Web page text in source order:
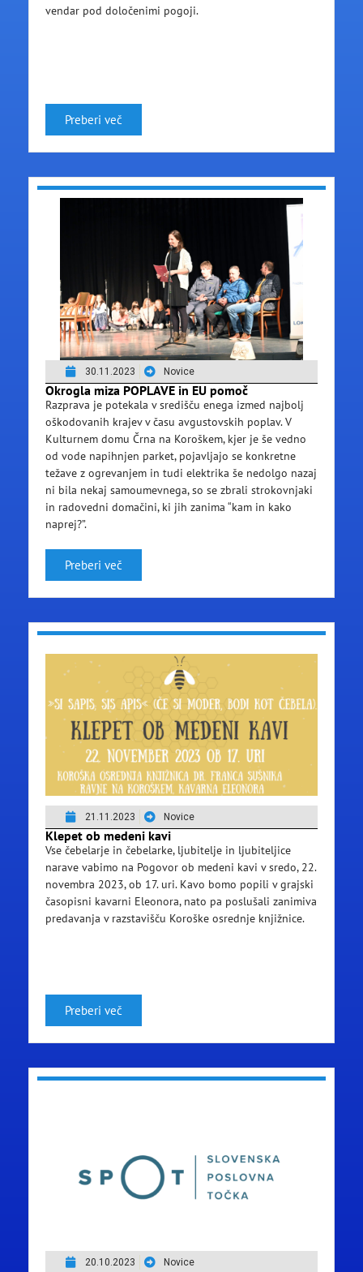
vendar pod določenimi pogoji.
Preberi več
30.11.2023 Novice
Okrogla miza POPLAVE in EU pomoč
Razprava je potekala v središču enega izmed najbolj
oškodovanih krajev v času avgustovskih poplav. V
Kulturnem domu Črna na Koroškem, kjer je še vedno
od vode napihnjen parket, pojavljajo se konkretne
težave z ogrevanjem in tudi elektrika še nedolgo nazaj
ni bila nekaj samoumevnega, so se zbrali strokovnjaki
in radovedni domačini, ki jih zanima “kam in kako
naprej?”.
Preberi več
21.11.2023 Novice
Klepet ob medeni kavi
Vse čebelarje in čebelarke, ljubitelje in ljubiteljice
narave vabimo na Pogovor ob medeni kavi v sredo, 22.
novembra 2023, ob 17. uri. Kavo bomo popili v grajski
časopisni kavarni Eleonora, nato pa poslušali zanimiva
predavanja v razstavišču Koroške osrednje knjižnice.
Preberi več
20.10.2023 Novice